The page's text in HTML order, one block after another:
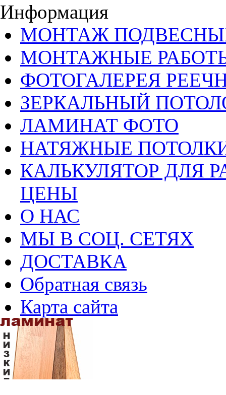
Информация
МОНТАЖ ПОДВЕСНЫХ
МОНТАЖНЫЕ
ФОТОГАЛЕРЕЯ
ЗЕРКАЛЬНЫЙ
ЛАМИНАТ ФОТО
НАТЯЖНЫЕ
КАЛЬКУЛЯТОР ДЛЯ
ЦЕНЫ
О НАС
МЫ В СОЦ. СЕТЯХ
ДОСТАВКА
Обратная связь
Карта сайта